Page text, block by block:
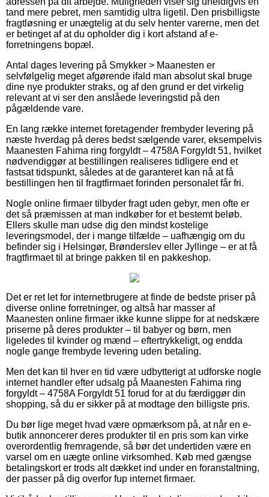
tand mere pebret, men samtidig ultra ligetil. Den prisbilligste
fragtløsning er unægtelig at du selv henter varerne, men det
er betinget af at du opholder dig i kort afstand af e-
forretningens bopæl.
Antal dages levering på Smykker > Maanesten er
selvfølgelig meget afgørende ifald man absolut skal bruge
dine nye produkter straks, og af den grund er det virkelig
relevant at vi ser den anslåede leveringstid på den
pågældende vare.
En lang række internet foretagender frembyder levering på
næste hverdag på deres bedst sælgende varer, eksempelvis
Maanesten Fahima ring forgyldt – 4758A Forgyldt 51, hvilket
nødvendiggør at bestillingen realiseres tidligere end et
fastsat tidspunkt, således at de garanteret kan nå at få
bestillingen hen til fragtfirmaet forinden personalet får fri.
Nogle online firmaer tilbyder fragt uden gebyr, men ofte er
det så præmissen at man indkøber for et bestemt beløb.
Ellers skulle man udse dig den mindst kostelige
leveringsmodel, der i mange tilfælde – uafhængig om du
befinder sig i Helsingør, Brønderslev eller Jyllinge – er at få
fragtfirmaet til at bringe pakken til en pakkeshop.
Det er ret let for internetbrugere at finde de bedste priser på
diverse online forretninger, og altså har masser af
Maanesten online firmaer ikke kunne slippe for at nedskære
priserne på deres produkter – til babyer og børn, men
ligeledes til kvinder og mænd – eftertrykkeligt, og endda
nogle gange frembyde levering uden betaling.
Men det kan til hver en tid være udbytterigt at udforske nogle
internet handler efter udsalg på Maanesten Fahima ring
forgyldt – 4758A Forgyldt 51 forud for at du færdiggør din
shopping, så du er sikker på at modtage den billigste pris.
Du bør lige meget hvad være opmærksom på, at når en e-
butik annoncerer deres produkter til en pris som kan virke
overordentlig fremragende, så bør det undertiden være en
varsel om en uægte online virksomhed. Køb med gængse
betalingskort er trods alt dækket ind under en foranstaltning,
der passer på dig overfor fup internet firmaer.